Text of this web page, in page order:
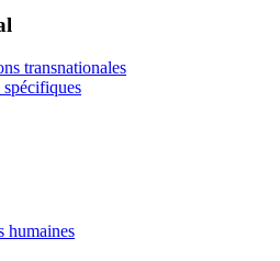
transnationales
humaines